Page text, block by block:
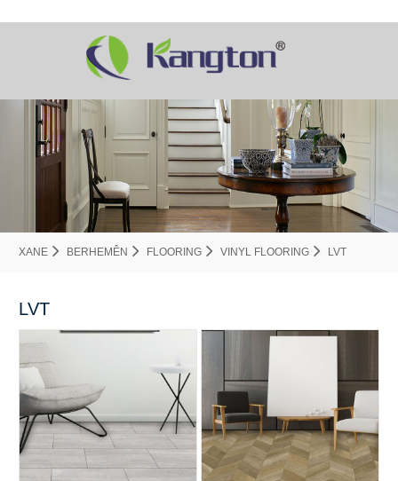
XANE BERHEMÊN FLOORING VINYL FLOORING LVT
LVT